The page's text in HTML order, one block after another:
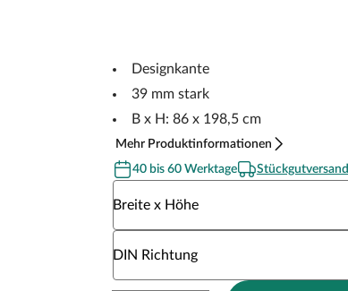
Designkante
39 mm stark
B x H: 86 x 198,5 cm
Mehr Produktinformationen
40 bis 60 Werktage
Stückgutversand
Breite x Höhe
DIN Richtung